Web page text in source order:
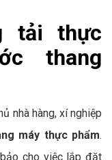
tải thực
thang
nhà hàng, xí nghiệp
máy thực phẩm.
cho việc lắp đặt